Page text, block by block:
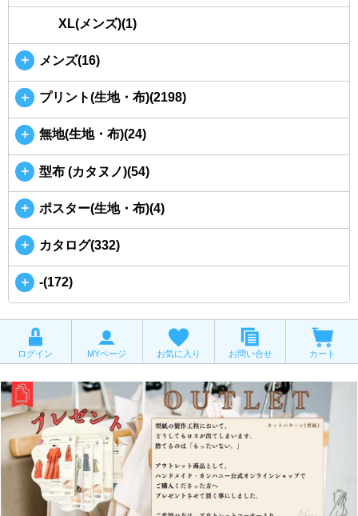
XL(メンズ)(1)
＋ メンズ(16)
＋ プリント(生地・布)(2198)
＋ 無地(生地・布)(24)
＋ 型布 (カタヌノ)(54)
＋ ポスター(生地・布)(4)
＋ カタログ(332)
＋ -(172)
ログイン MYページ お気に入り お問い合せ カート